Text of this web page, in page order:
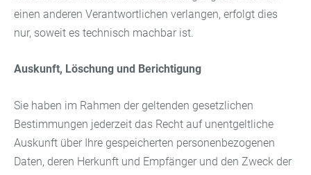
einen anderen Verantwortlichen verlangen, erfolgt dies
nur, soweit es technisch machbar ist.
Auskunft, Löschung und Berichtigung
Sie haben im Rahmen der geltenden gesetzlichen
Bestimmungen jederzeit das Recht auf unentgeltliche
Auskunft über Ihre gespeicherten personenbezogenen
Daten, deren Herkunft und Empfänger und den Zweck der